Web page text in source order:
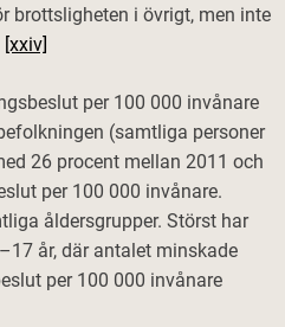
brottsligheten i övrigt, men inte
[xxiv]
per 100 000 invånare
(samtliga personer
26 procent mellan 2011 och
per 100 000 invånare.
åldersgrupper. Störst har
år, där antalet minskade
per 100 000 invånare